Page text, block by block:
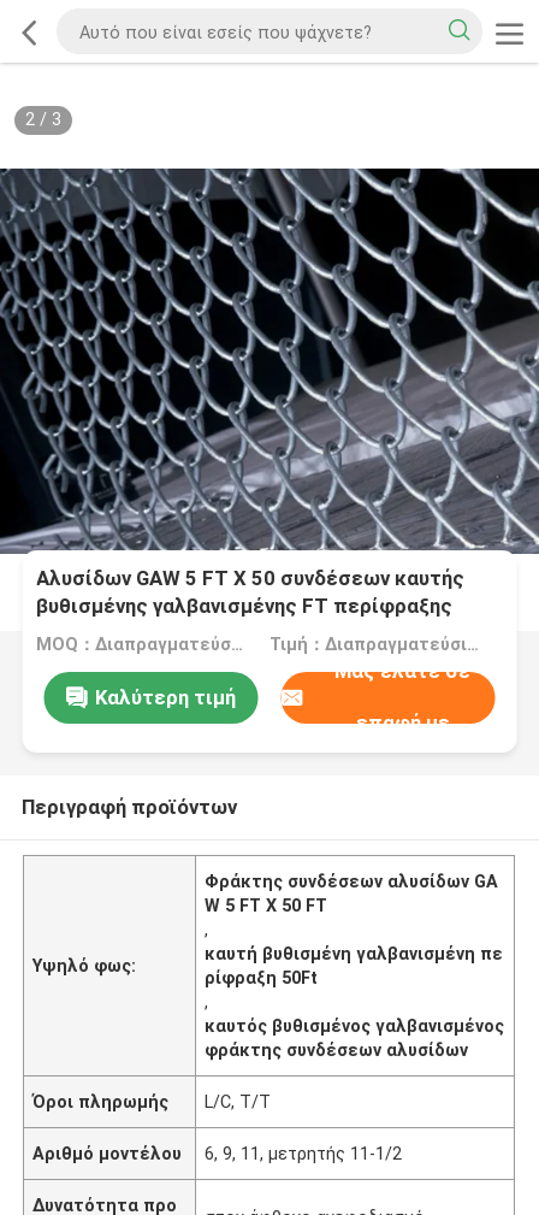
2/ 3
Αλυσίδων GAW 5 FT Χ 50 συνδέσεων καυτής
βυθισμένης γαλβανισμένης FT περίφραξης
φρακτών
MOQ：Διαπραγματεύσιμος Τιμή：Διαπραγματεύσιμα
Καλύτερη τιμή
Μας ελάτε σε
επαφή με
Περιγραφή προϊόντων
Υψηλό φως:
Φράκτης συνδέσεων αλυσίδων GA
W 5 FT Χ 50 FT
,
καυτή βυθισμένη γαλβανισμένη πε
ρίφραξη 50Ft
,
καυτός βυθισμένος γαλβανισμένος
φράκτης συνδέσεων αλυσίδων
Όροι πληρωμής L/C, T/T
Αριθμό μοντέλου 6, 9, 11, μετρητής 11-1/2
Δυνατότητα προ